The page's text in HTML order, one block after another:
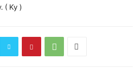
( Ky )